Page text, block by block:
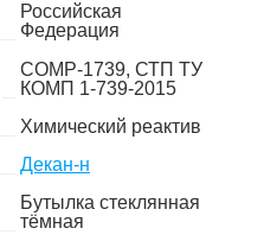
Российская
Федерация
COMP-1739, СТП ТУ
КОМП 1-739-2015
Химический реактив
Декан-н
Бутылка стеклянная
тёмная